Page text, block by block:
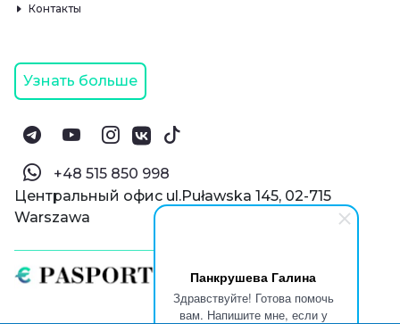
Панкрушева Галина
Здравствуйте! Готова помочь
вам. Напишите мне, если у
Контакты
Узнать больше
‪+48 515 850 998‬
Центральный офис ul.Puławska 145, 02-715
Warszawa